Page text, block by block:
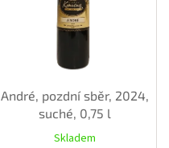
André, pozdní sběr, 2024,
suché, 0,75 l
Skladem